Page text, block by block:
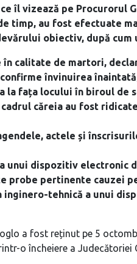
îl vizează pe Procurorul
timp, au fost efectuate
obiectiv, după cum
în calitate de martori,
învinuirea
la fața locului în biroul de
căreia au fost
actele și
unui dispozitiv electronic
probe pertinente cauzei
tehnică a unui
a fost reținut pe 5
o încheiere a Judecătoriei